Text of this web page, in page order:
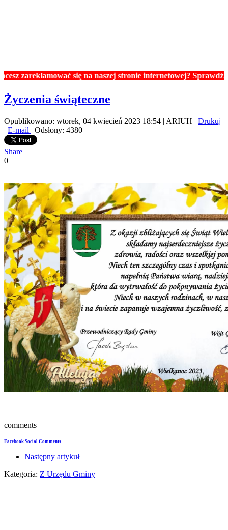
się na naszej stronie internetowej? Sprawdź ceny
Życzenia świąteczne
Opublikowano: wtorek, 04 kwiecień 2023 18:54 | ARIUH | Drukuj
| E-mail | Odsłony: 4380
Share
0
comments
Facebook Social Comments
Następny artykuł
Kategoria: Z Urzędu Gminy